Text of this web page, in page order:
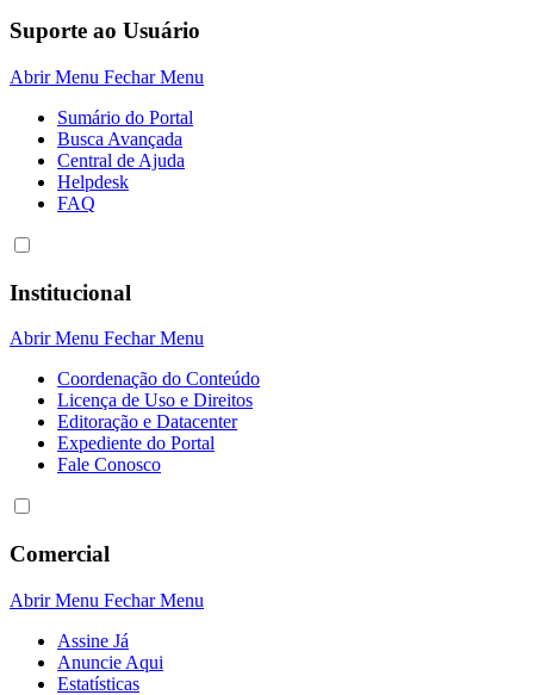
Suporte ao Usuário
Abrir Menu Fechar Menu
Sumário do Portal
Busca Avançada
Central de Ajuda
Helpdesk
FAQ
Institucional
Abrir Menu Fechar Menu
Coordenação do Conteúdo
Licença de Uso e Direitos
Editoração e Datacenter
Expediente do Portal
Fale Conosco
Comercial
Abrir Menu Fechar Menu
Assine Já
Anuncie Aqui
Estatísticas